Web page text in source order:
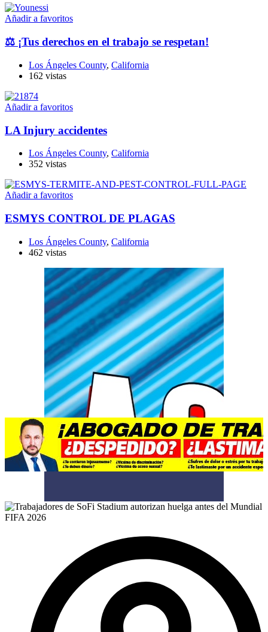
Añadir a favoritos
⚖️ ¡Tus derechos en el trabajo se respetan!
Los Ángeles County, California
162 vistas
Añadir a favoritos
LA Injury accidentes
Los Ángeles County, California
352 vistas
Añadir a favoritos
ESMYS CONTROL DE PLAGAS
Los Ángeles County, California
462 vistas